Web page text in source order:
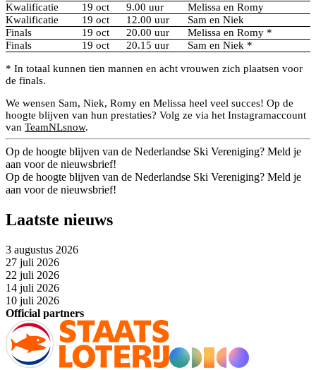
Kwalificatie
19 oct 9.00 uur
Melissa en Romy
Kwalificatie
19 oct 12.00 uur
Sam en Niek
Finals
19 oct 20.00 uur
Melissa en Romy *
Finals
19 oct 20.15 uur Sam en Niek *
* In totaal kunnen tien mannen en acht vrouwen zich plaatsen voor
de finals.
We wensen Sam, Niek, Romy en Melissa heel veel succes! Op de
hoogte blijven van hun prestaties? Volg ze via het Instagramaccount
van TeamNLsnow.
Op de hoogte blijven van de Nederlandse Ski Vereniging? Meld je
aan voor de nieuwsbrief!
Op de hoogte blijven van de Nederlandse Ski Vereniging? Meld je
aan voor de nieuwsbrief!
Laatste nieuws
3 augustus 2026
27 juli 2026
22 juli 2026
14 juli 2026
10 juli 2026
Official partners